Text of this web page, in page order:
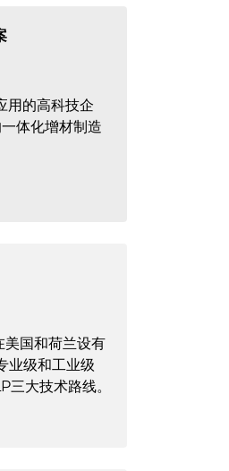
用的高科技企
体化增材制造
国和荷兰设有
业级和工业级
大技术路线。